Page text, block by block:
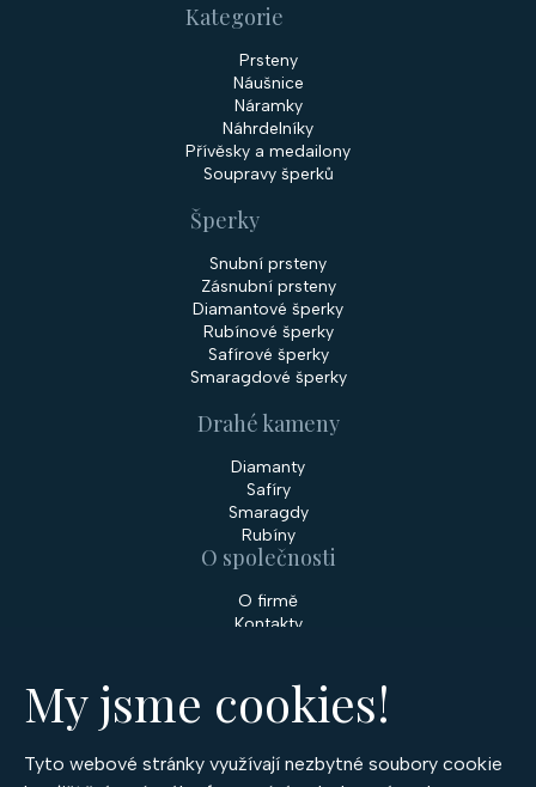
My jsme cookies!
Tyto webové stránky využívají nezbytné soubory cookie
Kategorie
Prsteny
Náušnice
Náramky
Náhrdelníky
Přívěsky a medailony
Soupravy šperků
Šperky
Snubní prsteny
Zásnubní prsteny
Diamantové šperky
Rubínové šperky
Safírové šperky
Smaragdové šperky
Drahé kameny
Diamanty
Safíry
Smaragdy
Rubíny
O společnosti
O firmě
Kontakty
Služby
Zakázková výroba šperků
Nakupování